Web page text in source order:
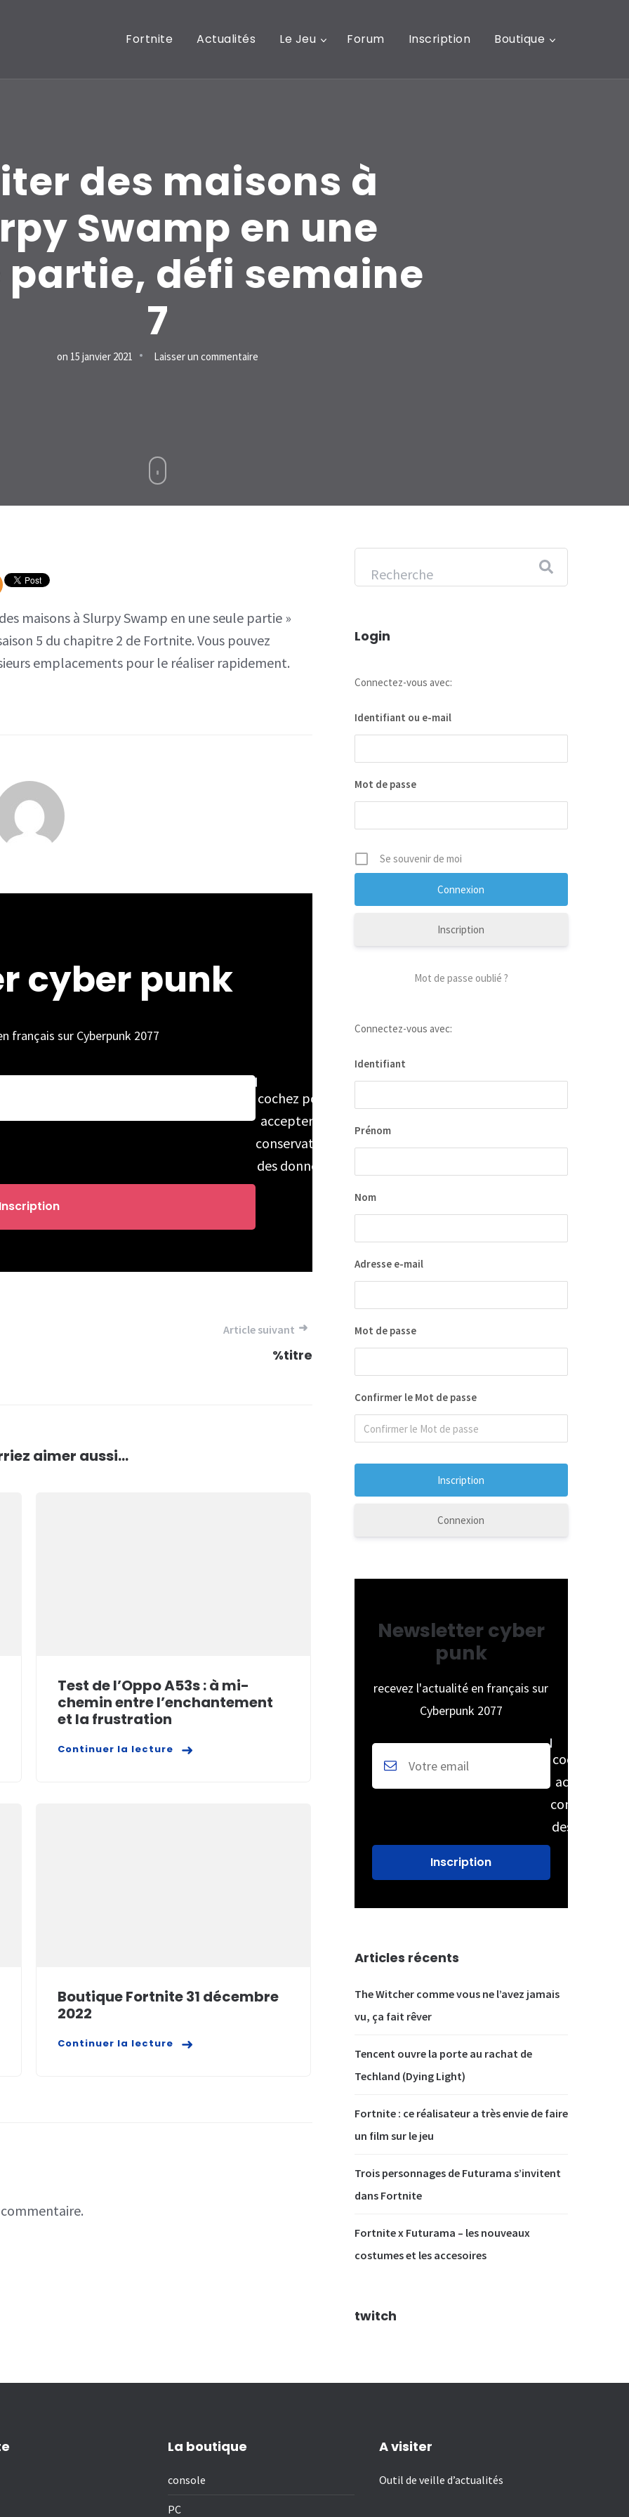
Fortnite Actualités Le Jeu Forum Inscription Boutique
des maisons à
Swamp en une
partie, défi semaine
7
on 15 janvier 2021 Laisser un commentairesur
semaine
7
maisons à Slurpy Swamp en une seule partie »
5 du chapitre 2 de Fortnite. Vous pouvez
emplacements pour le réaliser rapidement.
cyber punk
français sur Cyberpunk 2077
cochez pour
accepter la
conservation
des données
Article suivant
%titre
aimer aussi...
Test de l’Oppo A53s : à mi-
chemin entre l’enchantement
et la frustration
Continuer la lecture
Boutique Fortnite 31 décembre
2022
Continuer la lecture
Login
Connectez-vous avec:
Identifiant ou e-mail
Mot de passe
Se souvenir de moi
Inscription
Mot de passe oublié ?
Connectez-vous avec:
Identifiant
Prénom
Nom
Adresse e-mail
Mot de passe
Confirmer le Mot de passe
Connexion
Newsletter cyber
punk
recevez l'actualité en français sur
Cyberpunk 2077
cochez pour
accepter la
conservation
des données
Articles récents
The Witcher comme vous ne l’avez jamais
vu, ça fait rêver
Tencent ouvre la porte au rachat de
Techland (Dying Light)
Fortnite : ce réalisateur a très envie de faire
un film sur le jeu
Trois personnages de Futurama s’invitent
dans Fortnite
Fortnite x Futurama – les nouveaux
costumes et les accesoires
twitch
La boutique
console
PC
A visiter
Outil de veille d’actualités